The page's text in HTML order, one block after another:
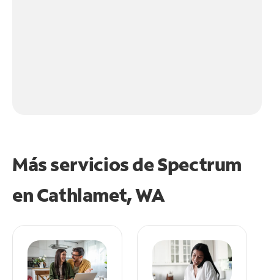
Más servicios de Spectrum
enCathlamet, WA